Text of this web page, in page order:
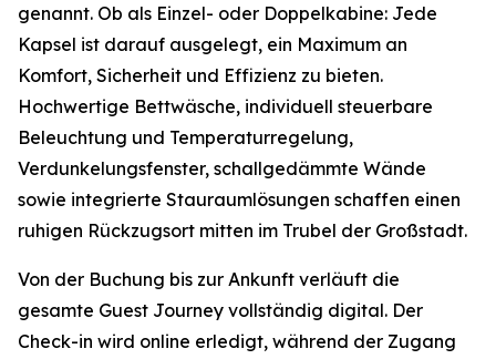
genannt. Ob als Einzel- oder Doppelkabine: Jede
Kapsel ist darauf ausgelegt, ein Maximum an
Komfort, Sicherheit und Effizienz zu bieten.
Hochwertige Bettwäsche, individuell steuerbare
Beleuchtung und Temperaturregelung,
Verdunkelungsfenster, schallgedämmte Wände
sowie integrierte Stauraumlösungen schaffen einen
ruhigen Rückzugsort mitten im Trubel der Großstadt.
Von der Buchung bis zur Ankunft verläuft die
gesamte Guest Journey vollständig digital. Der
Check-in wird online erledigt, während der Zugang